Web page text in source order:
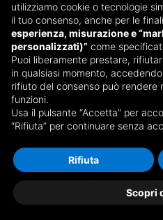
Via T. Edison, 14
20090 - Trezzano sul
Dal lunedì al venerdì
08:30 - 13:00 e 14:00 - 18:00
Tel: 02 87074560
Fax: 02 87074561
webmarketing@icemilano.it
Copyright © 2026 @ ICE s.r.l.
Privacy policy · All rights
utilizziamo cookie o tecnologie
il tuo consenso, anche per le
esperienza, misurazione e
personalizzati)” come
Puoi liberamente prestare,
in qualsiasi momento,
rifiuto del consenso può rendere
funzioni.
Usa il pulsante “Accetta” per
“Rifiuta” per continuare senza
Scopri
Rifiuta